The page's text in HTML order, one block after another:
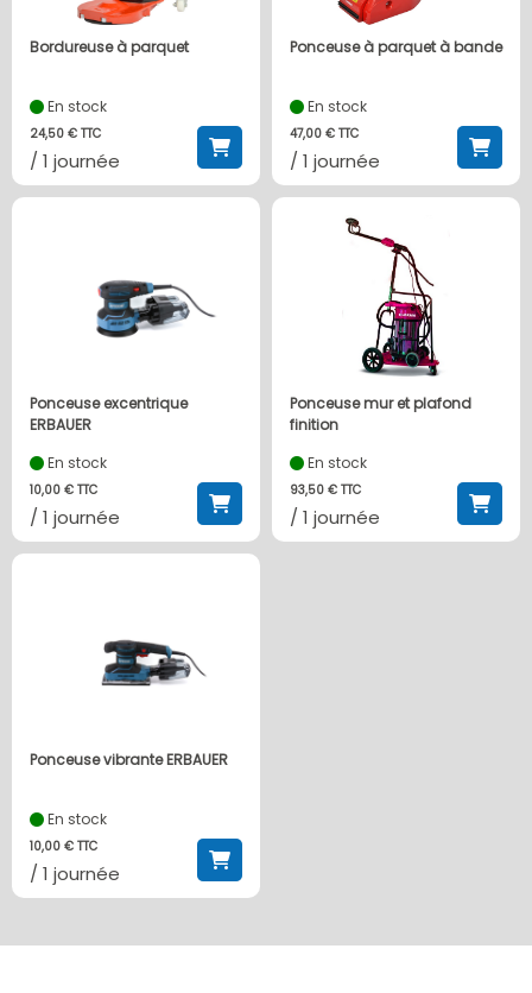
Bordureuse à parquet
En stock
24,50 € TTC
/ 1 journée
Ponceuse à parquet à bande
En stock
47,00 € TTC
/ 1 journée
Ponceuse excentrique
ERBAUER
En stock
10,00 € TTC
/ 1 journée
Ponceuse mur et plafond
finition
En stock
93,50 € TTC
/ 1 journée
Ponceuse vibrante ERBAUER
En stock
10,00 € TTC
/ 1 journée